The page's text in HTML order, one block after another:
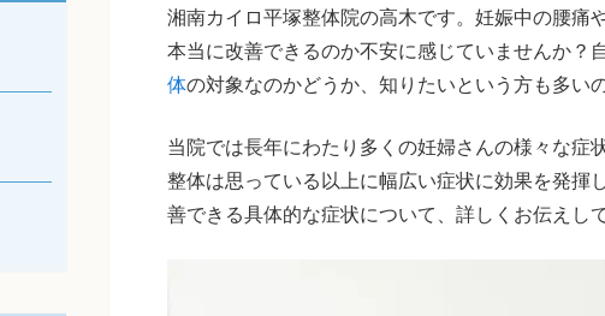
湘南カイロ平塚整体院の高木です。妊娠中の腰痛
本当に改善できるのか不安に感じていませんか？
体の対象なのかどうか、知りたいという方も多い
当院では長年にわたり多くの妊婦さんの様々な症
整体は思っている以上に幅広い症状に効果を発揮
善できる具体的な症状について、詳しくお伝えし